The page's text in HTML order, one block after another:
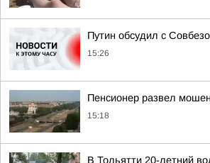
Путин обсудил с
15:26
Пенсионер развел
15:18
В Тольятти 20-летний